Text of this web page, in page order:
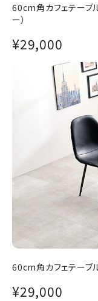
60cm角カフェテーブ
ー）
¥29,000
60cm角カフェテーブ
¥29,000